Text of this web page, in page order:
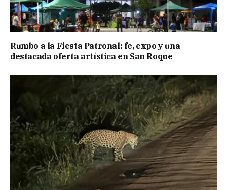
Rumbo a la Fiesta Patronal: fe, expo y una
destacada oferta artística en San Roque